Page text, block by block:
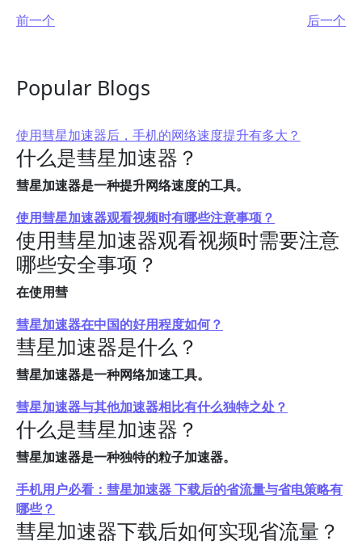
前一个
后一个
Popular Blogs
使用彗星加速器后，手机的网络速度提升有多大？
什么是彗星加速器？
彗星加速器是一种提升网络速度的工具。
使用彗星加速器观看视频时有哪些注意事项？
使用彗星加速器观看视频时需要注意
哪些安全事项？
在使用彗
彗星加速器在中国的好用程度如何？
彗星加速器是什么？
彗星加速器是一种网络加速工具。
彗星加速器与其他加速器相比有什么独特之处？
什么是彗星加速器？
彗星加速器是一种独特的粒子加速器。
手机用户必看：彗星加速器 下载后的省流量与省电策略有
哪些？
彗星加速器下载后如何实现省流量？